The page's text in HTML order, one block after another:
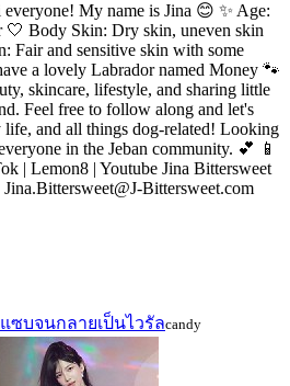
My name is Jina 😊 ✨ Age:
Body Skin: Dry skin, uneven skin
Fair and sensitive skin with some
a lovely Labrador named Money 🐾
skincare, lifestyle, and sharing little
Feel free to follow along and let's
life, and all things dog-related! Looking
in the Jeban community. 💕 📱
| Lemon8 | Youtube Jina Bittersweet
Bittersweet.com
ซบจนกลายเป็นไวรัลcandy